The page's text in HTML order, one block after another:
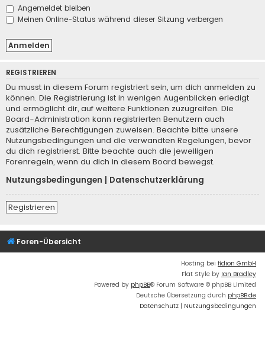
Angemeldet bleiben
Meinen Online-Status während dieser Sitzung verbergen
REGISTRIEREN
Du musst in diesem Forum registriert sein, um dich anmelden zu
können. Die Registrierung ist in wenigen Augenblicken erledigt
und ermöglicht dir, auf weitere Funktionen zuzugreifen. Die
Board-Administration kann registrierten Benutzern auch
zusätzliche Berechtigungen zuweisen. Beachte bitte unsere
Nutzungsbedingungen und die verwandten Regelungen, bevor
du dich registrierst. Bitte beachte auch die jeweiligen
Forenregeln, wenn du dich in diesem Board bewegst.
Nutzungsbedingungen
Datenschutzerklärung
Registrieren
Foren-Übersicht
Hosting bei fidion GmbH
Flat Style by Ian Bradley
Powered by phpBB® Forum Software © phpBB Limited
Deutsche Übersetzung durch phpBB.de
Datenschutz | Nutzungsbedingungen